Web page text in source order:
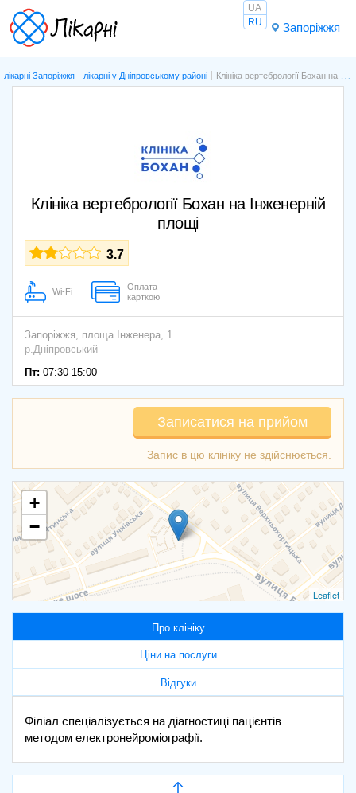
Запоріжжя
UA
RU
лікарні Запоріжжя лікарні у Дніпровському районі Клініка вертебрології Бохан на Інженерній площі
Клініка вертебрології Бохан на Інженерній
площі
3.7
Wi-Fi
Оплата
карткою
Запоріжжя,
площа Інженера, 1
р.Дніпровський
Пт: 07:30-15:00
Записатися на прийом
+
−
Leaflet
Про клініку
Ціни на послуги
Відгуки
Філіал спеціалізується на діагностиці пацієнтів
методом електронейроміографії.